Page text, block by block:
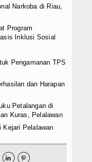
Narkoba di Riau,
Program
Inklusi Sosial
Pengamanan TPS
dan Harapan
Petalangan di
Kuras, Pelalawan
Kejari Pelalawan
 